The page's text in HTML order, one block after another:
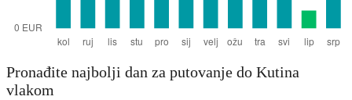
Pronađite najbolji dan za putovanje do Kutina
vlakom